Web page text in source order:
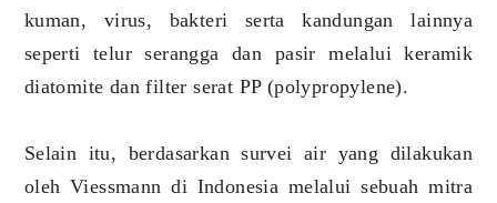
kuman, virus, bakteri serta kandungan lainnya
seperti telur serangga dan pasir melalui keramik
diatomite dan filter serat PP (polypropylene).
Selain itu, berdasarkan survei air yang dilakukan
oleh Viessmann di Indonesia melalui sebuah mitra